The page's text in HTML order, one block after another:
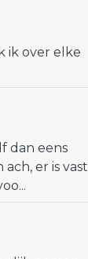
ik over elke
dan eens
ach, er is vast